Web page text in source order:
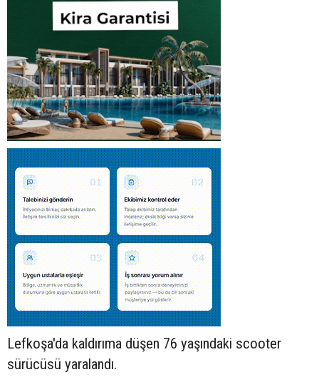
Lefkoşa'da kaldırıma düşen 76 yaşındaki scooter
sürücüsü yaralandı.